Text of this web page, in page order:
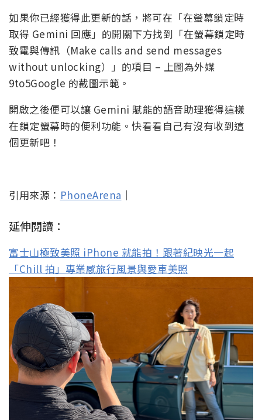
如果你已經獲得此更新的話，將可在「在螢幕鎖定時
取得 Gemini 回應」的開關下方找到「在螢幕鎖定時
致電與傳訊（Make calls and send messages
without unlocking）」的項目 – 上圖為外媒
9to5Google 的截圖示範。
開啟之後便可以讓 Gemini 賦能的語音助理獲得這樣
在鎖定螢幕時的便利功能。快看看自己有沒有收到這
個更新吧！
引用來源： PhoneArena ｜
延伸閱讀：
富士山極致美照 iPhone 就能拍！跟著紀映光一起
「Chill 拍」專業感旅行風景與愛車美照